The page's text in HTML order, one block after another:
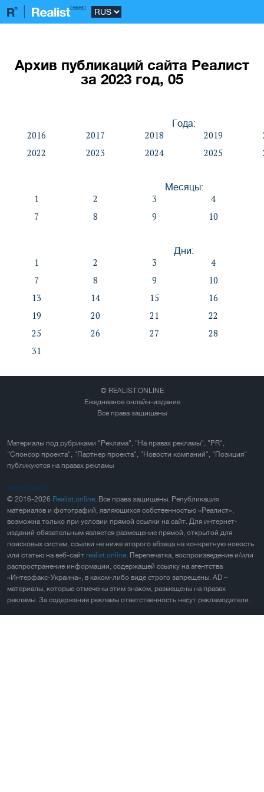
Архив публикаций сайта Реалист
за 2023 год, 05
Года:
2016 2017 2018 2019
2022
2023 2024 2025
Месяцы:
1 2 3
4
7
8 9 10
Дни:
1 2 3
4
7
8 9
10
13
14 15
16
19
20 21
22
25
26 27
28
31
© REALIST.ONLINE
Ежедневное онлайн-издание
Все права защищены
Материалы под рубриками "Реклама", "На правах рекламы", "PR",
"Спонсор проекта", "Партнер проекта", "Новости компаний", "Позиция"
публикуются на правах рекламы
Карта сайта
© 2016-2026 Realist.online. Все права защищены. Републикация
материалов и фотографий, являющихся собственностью «Реалист»,
возможна только при условии прямой ссылки на сайт. Для интернет-
изданий обязательным является размещение прямой, открытой для
поисковых систем, ссылки не ниже второго абзаца на конкретную новость
или статью на веб-сайт realist.online. Перепечатка, воспроизведение и/или
распространение информации, содержащей ссылку на агентства
«Интерфакс-Украина», в каком-либо виде строго запрещены. AD –
материалы, которые отмечены этим знаком, размещены на правах
рекламы. За содержание рекламы ответственность несут рекламодатели.